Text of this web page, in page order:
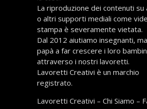
La riproduzione dei contenuti su
o altri supporti mediali come
stampa è severamente vietata.
Dal 2012 aiutiamo insegnanti,
papà a far crescere i loro
attraverso i nostri lavoretti.
Lavoretti Creativi è un marchio
registrato.
Lavoretti Creativi – Chi Siamo –